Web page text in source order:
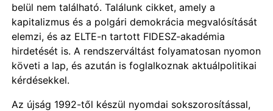
belül nem található. Találunk cikket, amely a
kapitalizmus és a polgári demokrácia megvalósítását
elemzi, és az ELTE-n tartott FIDESZ-akadémia
hirdetését is. A rendszerváltást folyamatosan nyomon
követi a lap, és azután is foglalkoznak aktuálpolitikai
kérdésekkel.
Az újság 1992-től készül nyomdai sokszorosítással,